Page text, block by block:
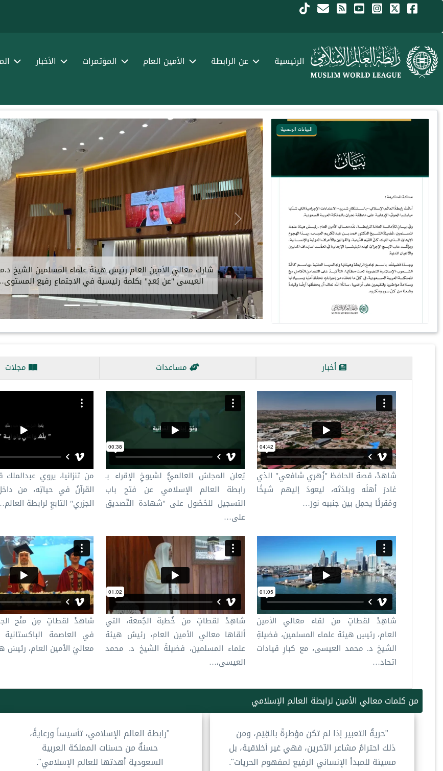
تجاوز إلى المحتوى الرئيسي
Menu Arabic الرئيسية عن الرابطة الأمين العام المؤتمرات الأخبار
البيانات الرسمية
Previous Next
خدمةً للسيرة النبوية بمنهج علمي رصين، ووسائل تقنية متطورة، تُواصِل
رابطة العالم الإسلامي مشروعاتها النوعية في خدمة السيرة النبوية،
ومن أبرزها…
‏شارك معالي الأمين العام رئيس
العيسى‬⁩‬⁩ "عن بُعدٍ" بكلمة
Next
أخبار مساعدات مجلات
شاهدْ، قصة الحافظ "زُهري شافعي" الذي
غادرَ أهلَه وبلدَتَه، ليعودَ إليهم شيخًا
ومُقرئًا يحمِل بين جنبيه نورَ…
يُعلن المجلسُ العالميُّ لشيوخِ الإقراء بـ
رابطة العالم الإسلامي عن فتح باب
التسجيل للحُصُول على "شهادة التّصديق
على…
من تنزانيا، يروي
القرآنُ في حياتِه، من
الجزري" التابعِ لرابطة
شاهِدْ لقطاتٍ من لقاء معالي الأمين
العام، رئيسِ هيئة علماء المسلمين، فضيلةِ
الشيخ د. محمد العيسى، مع كبارِ قيادات
اتحاد…
شاهِدْ لقطاتٍ من خُطبة الجُمعة، التي
ألقاها معالي الأمين العام، رئيسُ هيئة
علماء المسلمين، فضيلةُ الشيخ د. محمد
العيسى،…
شاهدْ لقطاتٍ مِن منْح
في العاصمة الباكستانية
معاليَ الأمين العام، رئيسَ
من كلمات معالي الأمين لرابطة العالم الإسلامي
"حريةُ التعبير إذا لم تكن مؤطرةً بالقِيَم، ومن
ذلك احترامُ مشاعر الآخرين، فهي غير أخلاقية، بل
مسيئة للمبدأ الإنساني الرفيع لمفهوم الحريات".
"رابطة العالم الإسلامي، تأسيساً ورعايةً،
حسنةٌ من حسنات المملكة العربية
السعودية أهدتها للعالم الإسلامي".